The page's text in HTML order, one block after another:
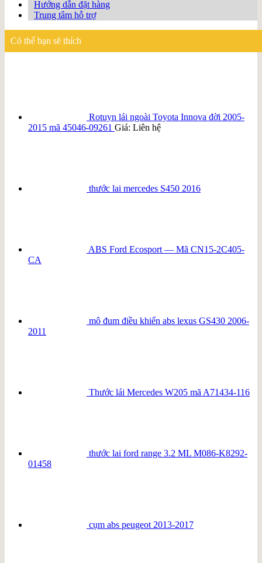
Hướng dẫn đặt hàng
Trung tâm hỗ trợ
Có thể bạn sẽ thích
Rotuyn lái ngoài Toyota Innova đời 2005-
2015 mã 45046-09261 Giá: Liên hệ
thước lai mercedes S450 2016
ABS Ford Ecosport — Mã CN15-2C405-
CA
mô đum điều khiển abs lexus GS430 2006-
2011
Thước lái Mercedes W205 mã A71434-116
thước lai ford range 3.2 ML M086-K8292-
01458
cụm abs peugeot 2013-2017